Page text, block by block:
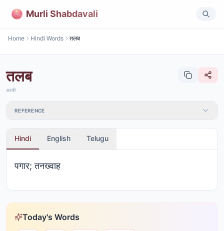
Murli Shabdavali
Home Hindi Words तलब
तलब
अरबी
REFERENCE
Hindi English Telugu
पगार; तनख्वाह
Today's Words